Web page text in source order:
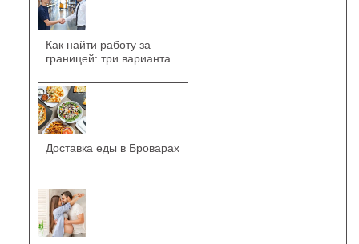
Как найти работу за
границей: три варианта
Доставка еды в Броварах